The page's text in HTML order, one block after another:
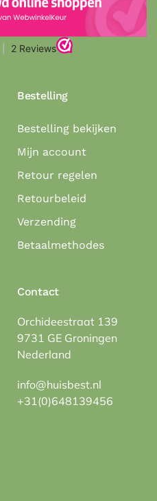
Bestelling
Bestelling bekijken
Mijn account
Retour regelen
Retourbeleid
Verzending
Betaalmethodes
Contact
Orchideestraat 139
9731 GE Groningen
Nederland
info@huisbest.nl
+31(0)648139456